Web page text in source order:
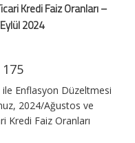
Kredi Faiz Oranları –
2024
Enflasyon Düzeltmesi
2024/Ağustos ve
Kredi Faiz Oranları